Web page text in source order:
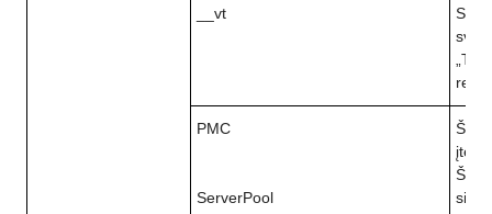
__vt
PMC
ServerPool
Šis
Šį